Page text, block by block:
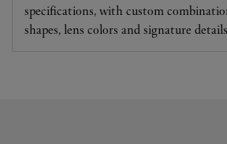
specifications, with custom
shapes, lens colors and signature